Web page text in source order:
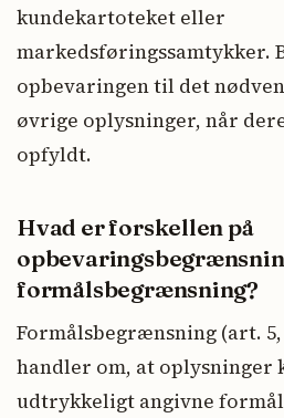
kundekartoteket eller
markedsføringssamtykker.
opbevaringen til det
øvrige oplysninger, når
opfyldt.
Hvad er forskellen på
formålsbegrænsning?
Formålsbegrænsning (art.
handler om, at oplysninger
udtrykkeligt angivne